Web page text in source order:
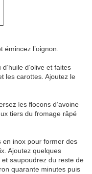
l’oignon.
d’olive et faites
les carottes. Ajoutez le
les flocons d’avoine
tiers du fromage râpé
en inox pour former des
Ajoutez quelques
saupoudrez du reste de
quarante minutes puis